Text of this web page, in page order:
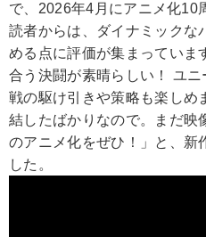
で、2026年4月にアニメ化10
読者からは、ダイナミックな
める点に評価が集まっていま
合う決闘が素晴らしい！ ユ
戦の駆け引きや策略も楽しめ
結したばかりなので。まだ映
のアニメ化をぜひ！」と、新
した。